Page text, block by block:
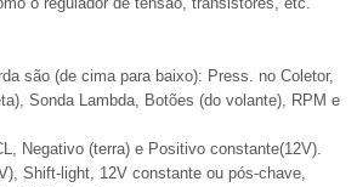
são (de cima para baixo): Press. no Coletor,
Sonda Lambda, Botões (do volante), RPM e
Negativo (terra) e Positivo constante(12V).
Shift-light, 12V constante ou pós-chave,